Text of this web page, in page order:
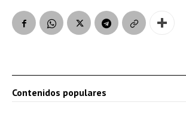
Contenidos populares